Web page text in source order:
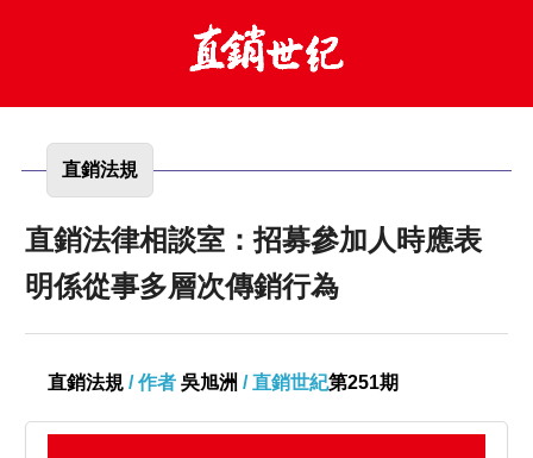
直銷法規
直銷法律相談室：招募參加人時應表
明係從事多層次傳銷行為
直銷法規 / 作者 吳旭洲 / 直銷世紀第251期